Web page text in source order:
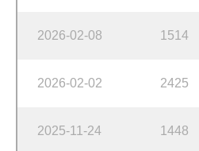
2026-02-08 1514
2026-02-02 2425
2025-11-24 1448